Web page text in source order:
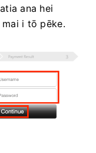
ana hei
i tō pēke.